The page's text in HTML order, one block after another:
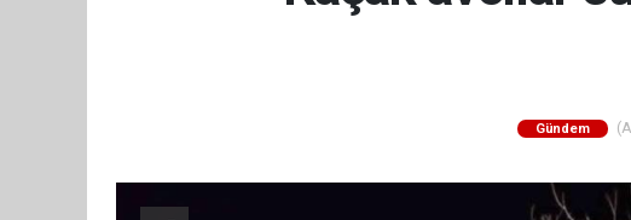
Gündem